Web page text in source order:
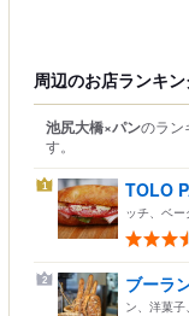
周辺のお店ランキ
池尻大橋×パンのラン
す。
1 TOLO
ッチ、ベー
2 ブーラ
ン、洋菓子